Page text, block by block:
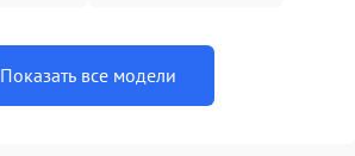
Показать все модели